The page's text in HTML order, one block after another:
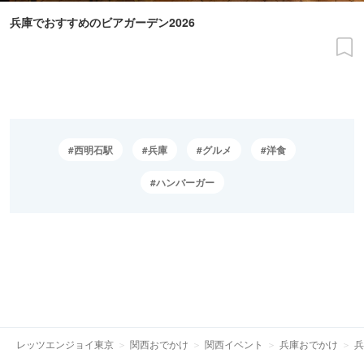
兵庫でおすすめのビアガーデン2026
西明石駅 兵庫 グルメ 洋食
ハンバーガー
レッツエンジョイ東京 関西おでかけ 関西イベント 兵庫おでかけ